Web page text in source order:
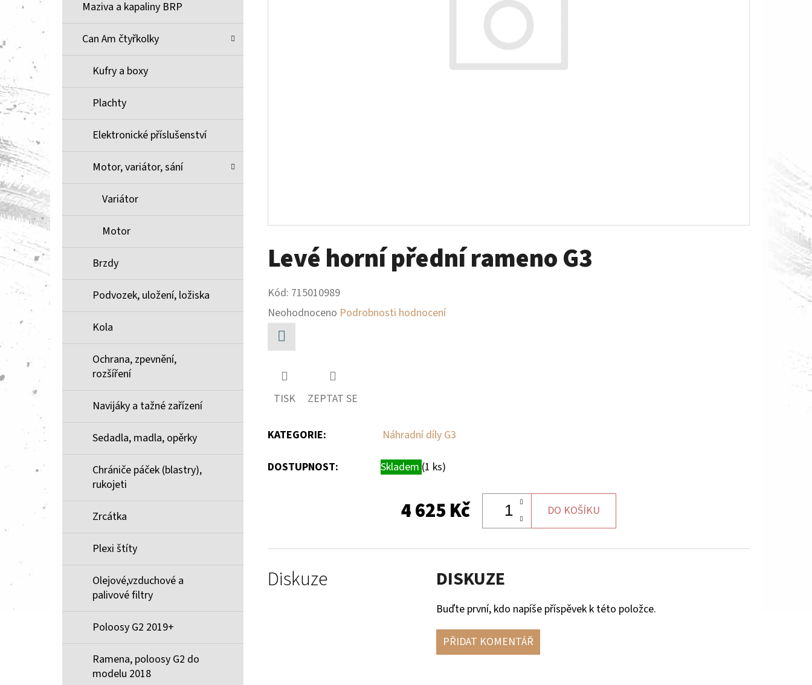
Maziva a kapaliny BRP
Can Am čtyřkolky
Kufry a boxy
Plachty
Elektronické příslušenství
Motor, variátor, sání
Variátor
Motor
Brzdy
Podvozek, uložení, ložiska
Kola
Ochrana, zpevnění,
rozšíření
Navijáky a tažné zařízení
Sedadla, madla, opěrky
Chrániče páček (blastry),
rukojeti
Zrcátka
Plexi štíty
Olejové,vzduchové a
palivové filtry
Poloosy G2 2019+
Ramena, poloosy G2 do
modelu 2018
Levé horní přední rameno G3
Kód: 715010989
Průměrné
hodnocení
produktu
0,0
5
Neohodnoceno Podrobnosti hodnocení
TISK ZEPTAT SE
KATEGORIE: Náhradní díly G3
DOSTUPNOST: Skladem (1 ks)
4 625 Kč DO KOŠÍKU
Diskuze DISKUZE
Buďte první, kdo napíše příspěvek k této položce.
PŘIDAT KOMENTÁŘ
BRZDOVÉ DESTIČKY ZE SLINUTÉHO KOVU
1 100 Kč
PALIVOVÉ ČERPADLO S MĚŘÁKEM PALIVA CAN-
10 900 Kč